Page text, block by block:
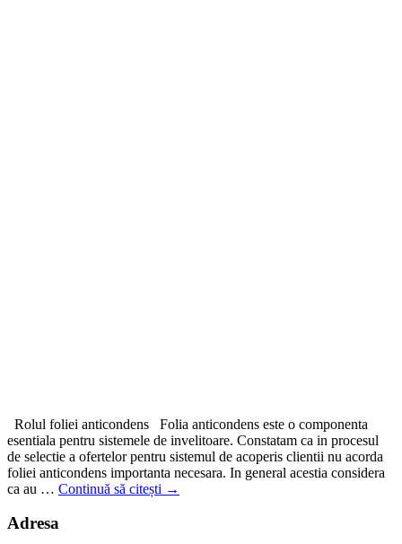
Rolul foliei anticondens Folia anticondens este o componenta
esentiala pentru sistemele de invelitoare. Constatam ca in procesul
de selectie a ofertelor pentru sistemul de acoperis clientii nu acorda
foliei anticondens importanta necesara. In general acestia considera
ca au … Continuă să citești →
Adresa